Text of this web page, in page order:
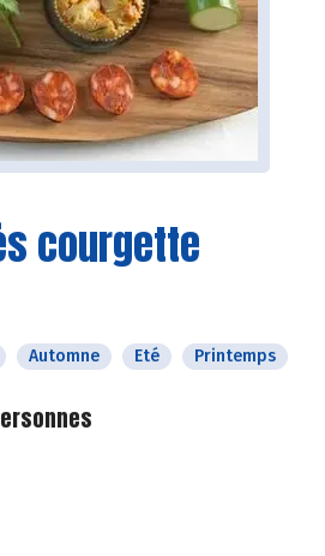
courgette
Automne Eté Printemps